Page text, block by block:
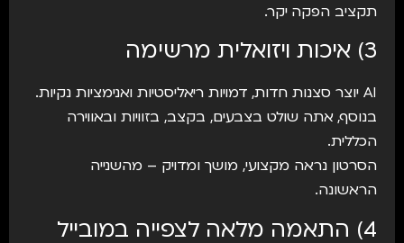
תקציב הפקה יקר.
3) איכות ויזואלית מרשימה
AI יוצר סצנות חדות, דמויות ריאליסטיות ואנימציות נקיות.
בנוסף, אתה שולט בצבעים, בקצב, בזוויות ובאווירה
הכללית.
הסרטון נראה מקצועי, מושך ומדויק – מהשנייה
הראשונה.
4) התאמה מלאה לצפייה במובייל